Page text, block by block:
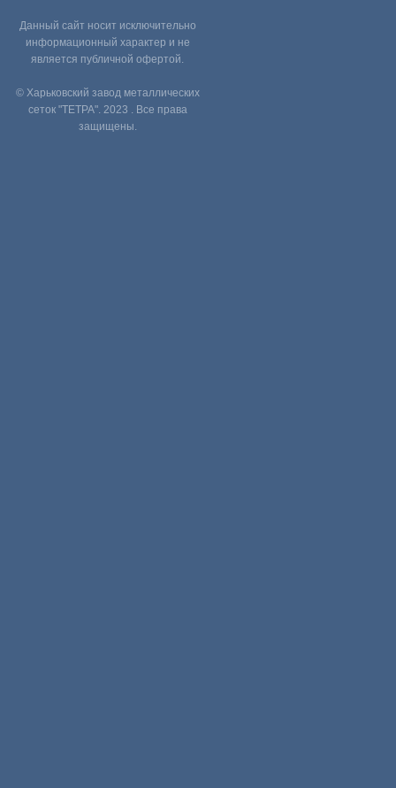
Данный сайт носит исключительно
информационный характер и не
является публичной офертой.
© Харьковский завод металлических
сеток "ТЕТРА". 2023 . Все права
защищены.